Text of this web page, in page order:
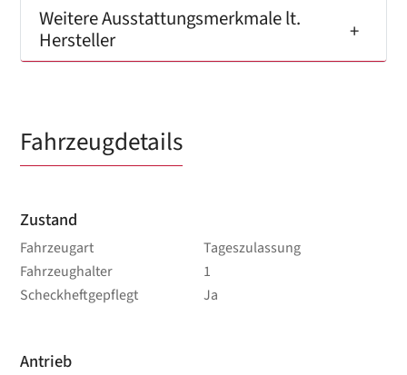
Weitere Ausstattungsmerkmale lt.
Hersteller
Fahrzeugdetails
Zustand
Fahrzeugart
Tageszulassung
Fahrzeughalter
1
Scheckheftgepflegt
Ja
Antrieb